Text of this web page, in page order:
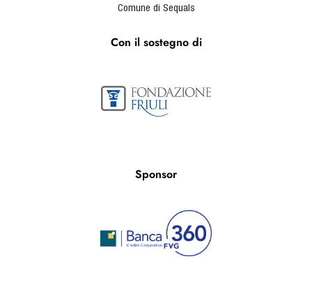
Comune di Sequals
Con il sostegno di
Sponsor